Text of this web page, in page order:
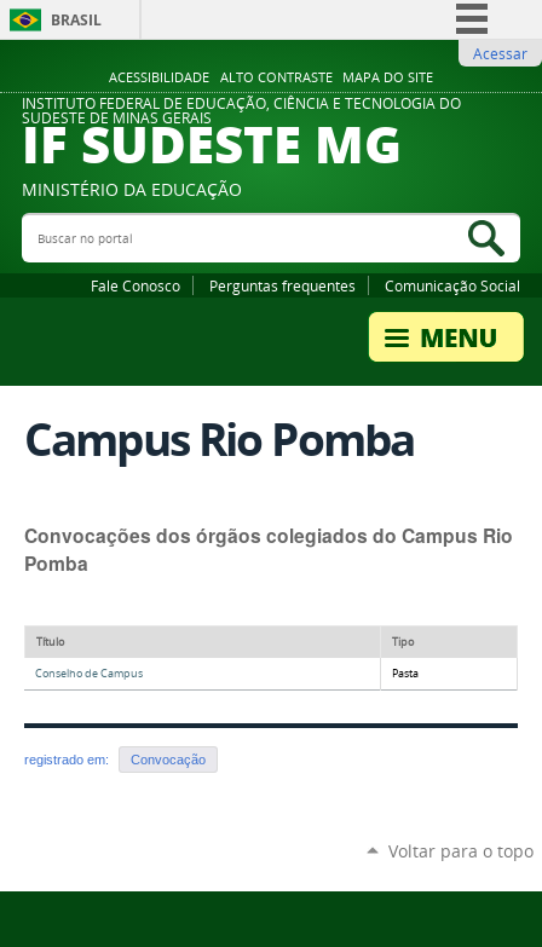
ACESSIBILIDADE ALTO CONTRASTE MAPA DO SITE
BRASIL
Comunica BR
Participe
Legislação
Acessar
INSTITUTO FEDERAL DE EDUCAÇÃO, CIÊNCIA E TECNOLOGIA DO
SUDESTE DE MINAS GERAIS
IF SUDESTE MG
MINISTÉRIO DA EDUCAÇÃO
Buscar no portal
Fale Conosco Perguntas frequentes Comunicação Social
Campus Rio Pomba
Convocações dos órgãos colegiados do Campus Rio
Pomba
Título Tipo
Conselho de Campus Pasta
registrado em: Convocação
Voltar para o topo